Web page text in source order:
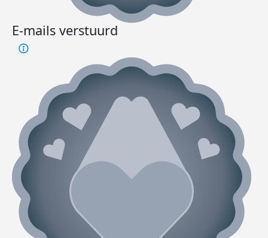
E-mails verstuurd